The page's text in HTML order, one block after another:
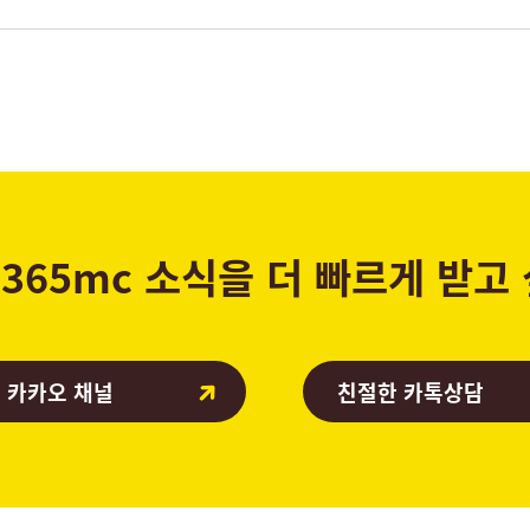
365mc 소식을 더 빠르게 받고
카오 채널 친절한 카톡상담